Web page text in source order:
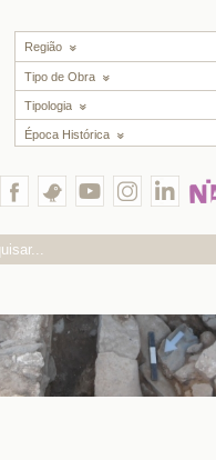
Região
Tipo de Obra
Tipologia
Época Histórica